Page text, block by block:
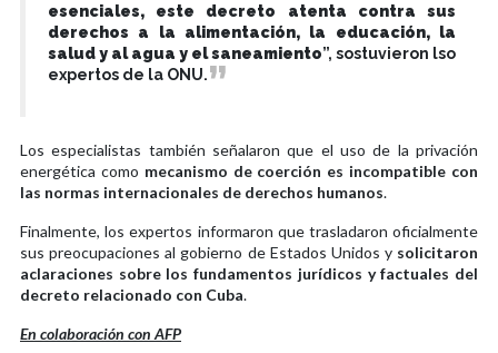
esenciales, este decreto atenta contra sus
derechos a la alimentación, la educación, la
salud y al agua y el saneamiento”, sostuvieron lso
expertos de la ONU.
Los especialistas también señalaron que el uso de la privación
energética como mecanismo de coerción es incompatible con
las normas internacionales de derechos humanos.
Finalmente, los expertos informaron que trasladaron oficialmente
sus preocupaciones al gobierno de Estados Unidos y solicitaron
aclaraciones sobre los fundamentos jurídicos y factuales del
decreto relacionado con Cuba.
En colaboración con AFP